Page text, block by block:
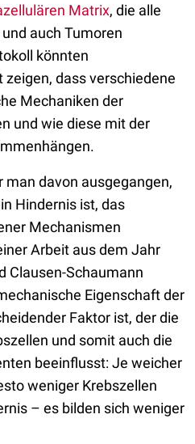
Matrix, die alle
auch Tumoren
könnten
dass verschiedene
Mechaniken der
und wie diese mit der
man davon ausgegangen,
Hindernis ist, das
Mechanismen
Arbeit aus dem Jahr
Clausen-Schaumann
Eigenschaft der
Faktor ist, der die
und somit auch die
beeinflusst: Je weicher
weniger Krebszellen
– es bilden sich weniger